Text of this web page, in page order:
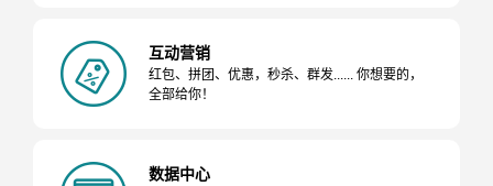
互动营销
红包、拼团、优惠，秒杀、群发...... 你想要的，
全部给你！
数据中心